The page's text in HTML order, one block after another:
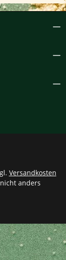
Versandkosten
anders